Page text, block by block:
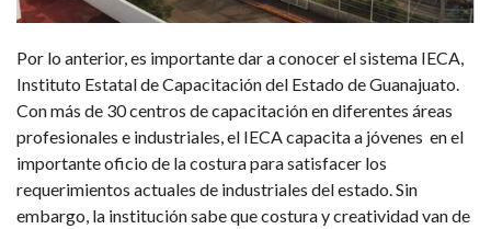
Por lo anterior, es importante dar a conocer el sistema IECA,
Instituto Estatal de Capacitación del Estado de Guanajuato.
Con más de 30 centros de capacitación en diferentes áreas
profesionales e industriales, el IECA capacita a jóvenes en el
importante oficio de la costura para satisfacer los
requerimientos actuales de industriales del estado. Sin
embargo, la institución sabe que costura y creatividad van de